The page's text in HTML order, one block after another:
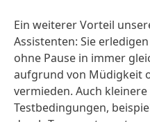
Ein weiterer Vorteil
Assistenten: Sie
ohne Pause in immer
aufgrund von Müdigkeit
vermieden. Auch
Testbedingungen,